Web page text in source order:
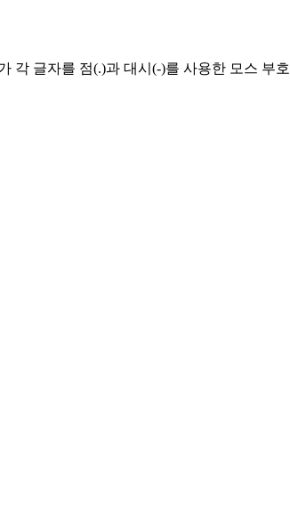
각 글자를 점(.)과 대시(-)를 사용한 모스